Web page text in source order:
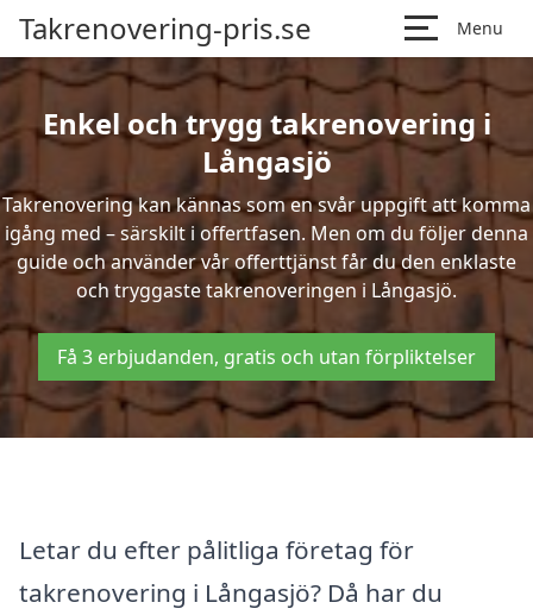
Takrenovering-pris.se Menu
Enkel och trygg takrenovering i
Långasjö
Takrenovering kan kännas som en svår uppgift att komma
igång med – särskilt i offertfasen. Men om du följer denna
guide och använder vår offerttjänst får du den enklaste
och tryggaste takrenoveringen i Långasjö.
Få 3 erbjudanden, gratis och utan förpliktelser
Letar du efter pålitliga företag för
takrenovering i Långasjö? Då har du